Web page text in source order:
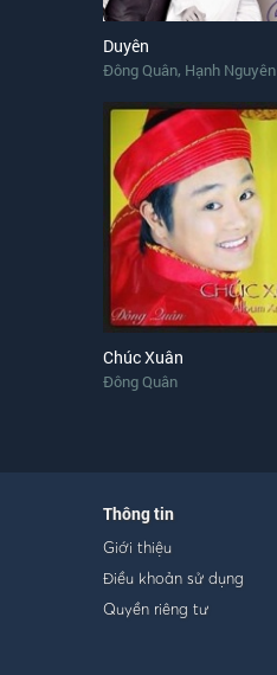
Duyên
Đông Quân, Hạnh Nguyên
Chúc Xuân
Đông Quân
Thông tin
Giới thiệu
Điều khoản sử dụng
Quyền riêng tư